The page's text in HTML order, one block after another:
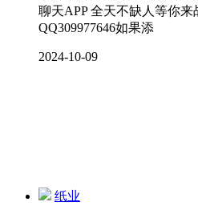
聊天APP 全天不缺人等你
QQ309977646如果添
2024-10-09
纸业